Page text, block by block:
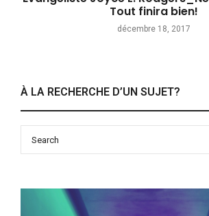
Tout finira bien!
décembre 18, 2017
À LA RECHERCHE D’UN SUJET?